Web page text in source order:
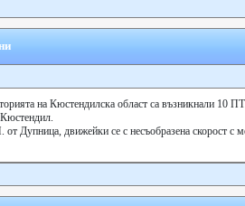
на Кюстендилска област са възникнали 10
Дупница, движейки се с несъобразена скорост с